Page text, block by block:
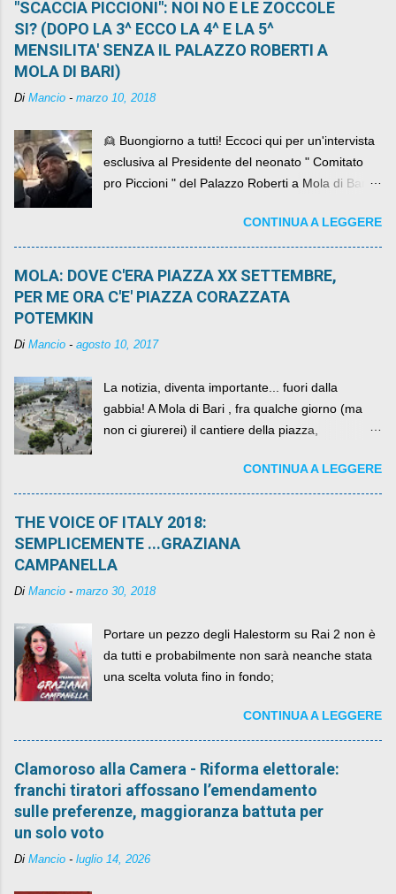
"SCACCIA PICCIONI": NOI NO E LE ZOCCOLE
SI? (DOPO LA 3^ ECCO LA 4^ E LA 5^
MENSILITA' SENZA IL PALAZZO ROBERTI A
MOLA DI BARI)
Di Mancio - marzo 10, 2018
👱 Buongiorno a tutti! Eccoci qui per un'intervista
esclusiva al Presidente del neonato " Comitato
pro Piccioni " del Palazzo Roberti a Mola di Bari ,
come definirlo... signor?....CONTINUA A LEGGERE
MOLA: DOVE C'ERA PIAZZA XX SETTEMBRE,
PER ME ORA C'E' PIAZZA CORAZZATA
POTEMKIN
Di Mancio - agosto 10, 2017
La notizia, diventa importante... fuori dalla
gabbia! A Mola di Bari , fra qualche giorno (ma
non ci giurerei) il cantiere della piazza,
per un numero esorbitante di mesi, non ci sarà
più. C'era una volta Piazza XX Settembre ,
CONTINUA A LEGGERE
THE VOICE OF ITALY 2018:
SEMPLICEMENTE ...GRAZIANA
CAMPANELLA
Di Mancio - marzo 30, 2018
Portare un pezzo degli Halestorm su Rai 2 non è
da tutti e probabilmente non sarà neanche stata
una scelta voluta fino in fondo;
CONTINUA A LEGGERE
Clamoroso alla Camera - Riforma elettorale:
franchi tiratori affossano l’emendamento
sulle preferenze, maggioranza battuta per
un solo voto
Di Mancio - luglio 14, 2026